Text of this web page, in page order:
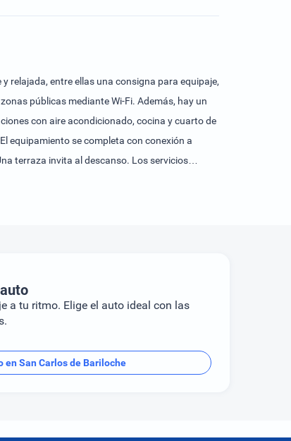
relajada, entre ellas una consigna para equipaje,
públicas mediante Wi-Fi. Además, hay un
con aire acondicionado, cocina y cuarto de
equipamiento se completa con conexión a
terraza invita al descanso. Los servicios
a tu ritmo. Elige el auto ideal con las
en San Carlos de Bariloche